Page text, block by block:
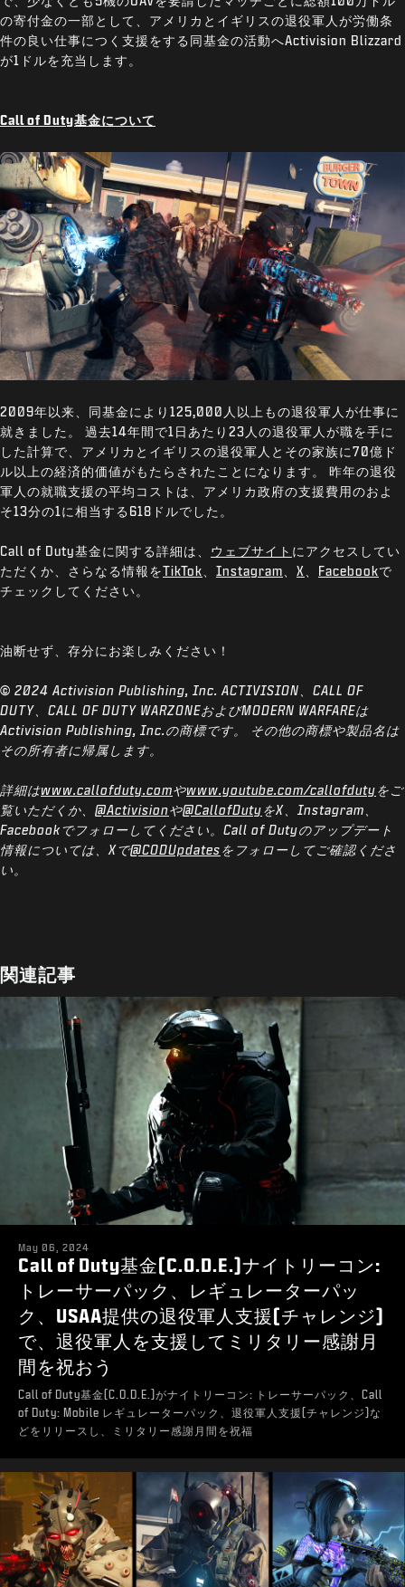
の寄付金の一部として、アメリカとイギリスの退役軍人が労働条
件の良い仕事につく支援をする同基金の活動へActivision Blizzard
が1ドルを充当します。
Call of Duty基金について
2009年以来、同基金により125,000人以上もの退役軍人が仕事に
就きました。 過去14年間で1日あたり23人の退役軍人が職を手に
した計算で、アメリカとイギリスの退役軍人とその家族に70億ド
ル以上の経済的価値がもたらされたことになります。 昨年の退役
軍人の就職支援の平均コストは、アメリカ政府の支援費用のおよ
そ13分の1に相当する618ドルでした。
Call of Duty基金に関する詳細は、 ウェブサイト にアクセスしてい
ただくか、さらなる情報をTikTok Instagram X Facebookで
チェックしてください。
油断せず、存分にお楽しみください！
© 2024 Activision Publishing, Inc. ACTIVISION、CALL OF
DUTY、CALL OF DUTY WARZONEおよびMODERN WARFAREは
Activision Publishing, Inc.の商標です。 その他の商標や製品名は
その所有者に帰属します。
詳細はwww.callofduty.comやwww.youtube.com/callofduty をご
覧いただくか、 @Activisionや@CallofDuty をX、Instagram、
Facebookでフォローしてください。Call of Dutyのアップデート
情報については、Xで@CODUpdates をフォローしてご確認くださ
い。
関連記事
May 06, 2024
Call of Duty基金(C.O.D.E.)ナイトリーコン:
トレーサーパック、レギュレーターパッ
ク、USAA提供の退役軍人支援(チャレンジ)
で、退役軍人を支援してミリタリー感謝月
間を祝おう
Call of Duty基金(C.O.D.E.)がナイトリーコン: トレーサーパック、Call
of Duty: Mobile レギュレーターパック、退役軍人支援(チャレンジ)な
どをリリースし、ミリタリー感謝月間を祝福